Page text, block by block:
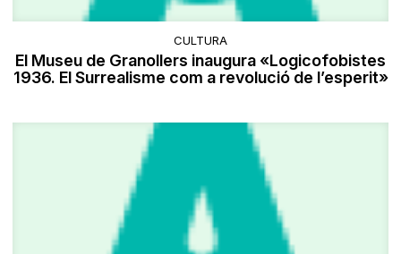
CULTURA
El Museu de Granollers inaugura «Logicofobistes
1936. El Surrealisme com a revolució de l’esperit»